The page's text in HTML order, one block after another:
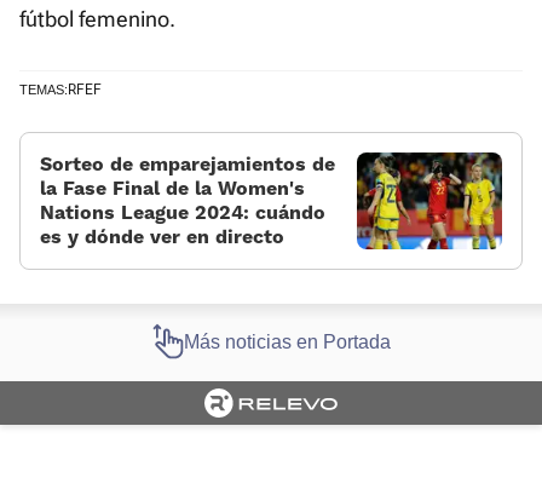
fútbol femenino.
TEMAS: RFEF
Sorteo de emparejamientos de
la Fase Final de la Women's
Nations League 2024: cuándo
es y dónde ver en directo
Más noticias en Portada